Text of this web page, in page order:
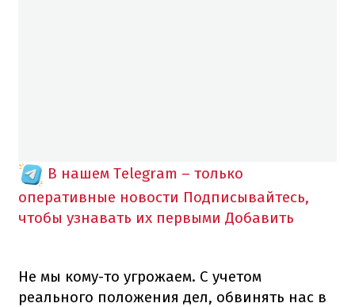
В нашем Telegram – только
оперативные новости Подписывайтесь,
чтобы узнавать их первыми Добавить
Не мы кому-то угрожаем. С учетом
реального положения дел, обвинять нас в